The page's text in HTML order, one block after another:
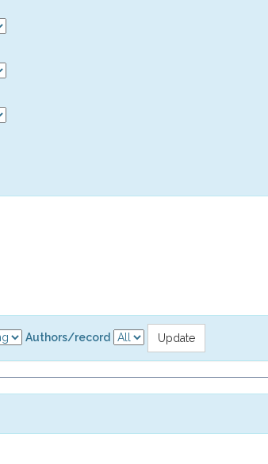
Authors/record